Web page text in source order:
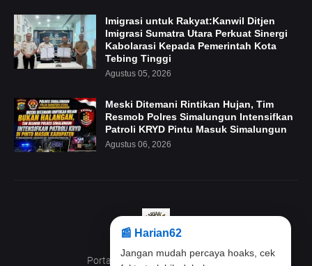
📰 Harian62
Jangan mudah percaya hoaks, cek
Imigrasi untuk Rakyat:Kanwil Ditjen
Imigrasi Sumatra Utara Perkuat Sinergi
Kabolarasi Kepada Pemerintah Kota
Tebing Tinggi
Agustus 05, 2026
Meski Ditemani Rintikan Hujan, Tim
Resmob Polres Simalungun Intensifkan
Patroli KRYD Pintu Masuk Simalungun
Agustus 06, 2026
Portal Beritanya anak Indonesia